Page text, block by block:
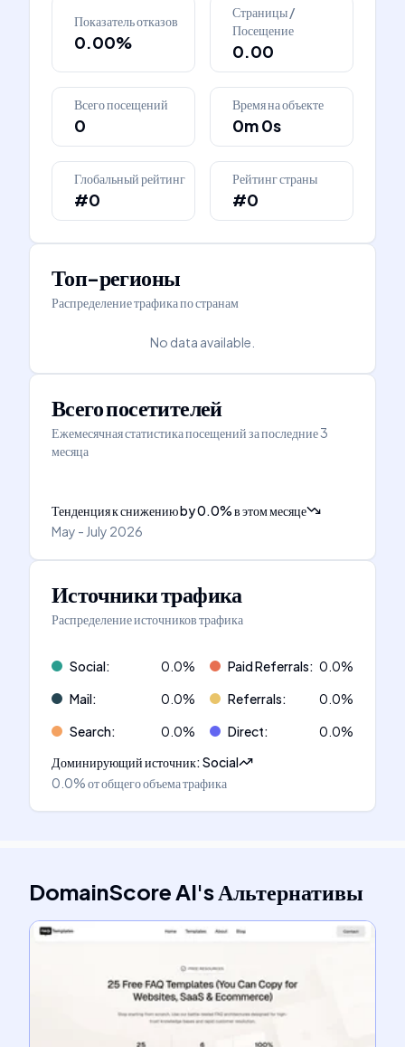
Показатель отказов
0.00%
Страницы /
Посещение
0.00
Всего посещений
0
Время на объекте
0m 0s
Глобальный рейтинг
#0
Рейтинг страны
#0
Топ-регионы
Распределение трафика по странам
No data available.
Всего посетителей
Ежемесячная статистика посещений за последние 3
месяца
Тенденция к снижениюby0.0%в этом месяце
May - July 2026
Источники трафика
Распределение источников трафика
Social: 0.0% Paid Referrals: 0.0%
Mail: 0.0% Referrals: 0.0%
Search: 0.0% Direct: 0.0%
Доминирующий источник:Social
0.0%от общего объема трафика
DomainScore AI'sАльтернативы